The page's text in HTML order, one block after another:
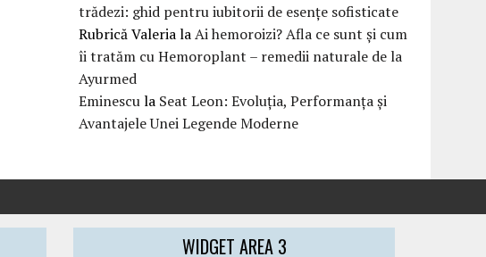
trădezi: ghid pentru iubitorii de esențe sofisticate
Rubrică ValerialaAi hemoroizi? Afla ce sunt și cum
îi tratăm cu Hemoroplant – remedii naturale de la
Ayurmed
Eminescula Seat Leon: Evoluția, Performanța și
Avantajele Unei Legende Moderne
WIDGET AREA 3